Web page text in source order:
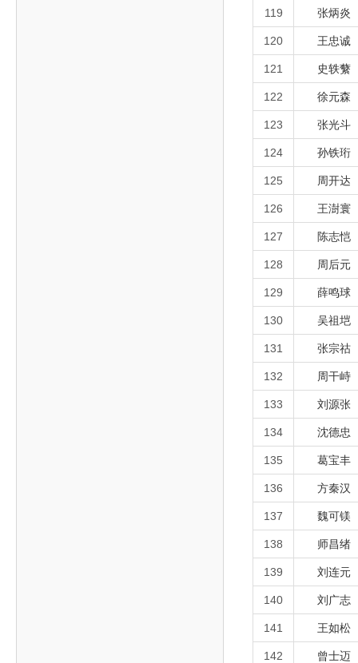
119 张炳炎
120 王忠诚
121 史轶蘩
122 徐元森
123 张光斗
124 孙铁珩
125 周开达
126 王澍寰
127 陈志恺
128 周后元
129 薛鸣球
130 吴祖垲
131 张宗祜
132 周干峙
133 刘源张
134 沈德忠
135 葛宝丰
136 方秦汉
137 魏可镁
138 师昌绪
139 刘连元
140 刘广志
141 王如松
142 曾士迈